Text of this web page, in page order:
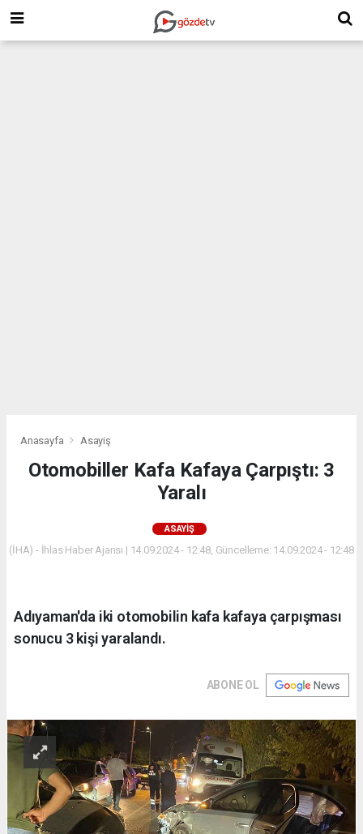
Anasayfa Asayiş
Otomobiller Kafa Kafaya Çarpıştı: 3
Yaralı
ASAYIŞ
(İHA) - İhlas Haber Ajansı | 14.09.2024 - 12:48, Güncelleme: 14.09.2024 - 12:48
Adıyaman'da iki otomobilin kafa kafaya çarpışması
sonucu 3 kişi yaralandı.
ABONE OL